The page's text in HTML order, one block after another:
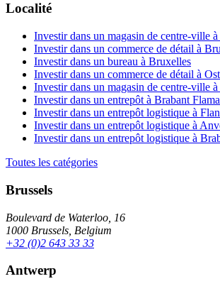
Localité
Investir dans un magasin de centre-ville
Investir dans un commerce de détail à
Investir dans un bureau à Bruxelles
Investir dans un commerce de détail à
Investir dans un magasin de centre-ville à
Investir dans un entrepôt à Brabant
Investir dans un entrepôt logistique à
Investir dans un entrepôt logistique à
Investir dans un entrepôt logistique à
Toutes les catégories
Brussels
Boulevard de Waterloo, 16
1000 Brussels, Belgium
+32 (0)2 643 33 33
Antwerp